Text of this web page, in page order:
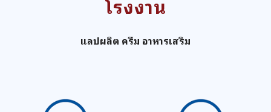
แลปผลิต ครีม อาหารเสริม